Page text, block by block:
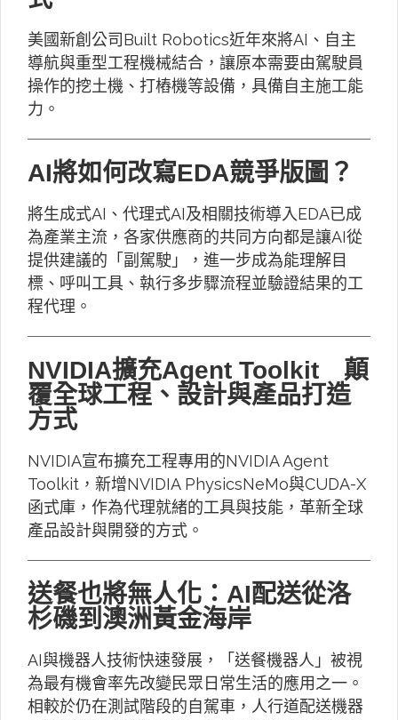
美國新創公司Built Robotics近年來將AI、自主
導航與重型工程機械結合，讓原本需要由駕駛員
操作的挖土機、打樁機等設備，具備自主施工能
力。
AI將如何改寫EDA競爭版圖？
將生成式AI、代理式AI及相關技術導入EDA已成
為產業主流，各家供應商的共同方向都是讓AI從
提供建議的「副駕駛」，進一步成為能理解目
標、呼叫工具、執行多步驟流程並驗證結果的工
程代理。
NVIDIA擴充Agent Toolkit 顛
覆全球工程、設計與產品打造
方式
NVIDIA宣布擴充工程專用的NVIDIA Agent
Toolkit，新增NVIDIA PhysicsNeMo與CUDA-X
函式庫，作為代理就緒的工具與技能，革新全球
產品設計與開發的方式。
送餐也將無人化：AI配送從洛
杉磯到澳洲黃金海岸
AI與機器人技術快速發展，「送餐機器人」被視
為最有機會率先改變民眾日常生活的應用之一。
相較於仍在測試階段的自駕車，人行道配送機器